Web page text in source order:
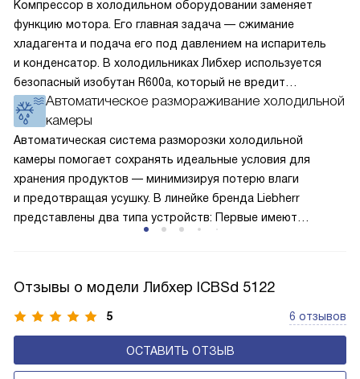
Компрессор в холодильном оборудовании заменяет
функцию мотора. Его главная задача — сжимание
хладагента и подача его под давлением на испаритель
и конденсатор. В холодильниках Либхер используется
безопасный изобутан R600a, который не вредит
окружающей среде. Компрессор перегоняет его
по охладительному контуру по принципу насоса. Чем
лучше работает «мотор» прибора, тем качественнее
и быстрее происходит охлаждение, затрачивается
меньше электроэнергии.
Автоматическое размораживание холодильной
камеры
Автоматическая система разморозки холодильной
камеры помогает сохранять идеальные условия для
хранения продуктов — минимизируя потерю влаги
и предотвращая усушку. В линейке бренда Liebherr
представлены два типа устройств: Первые имеют
с панелью, выполняющей функцию «сухой стенки». Такие
устройства обеспечивают более комфортную
эксплуатацию и чаще всего оснащены нулевой зоной
свежести BioFresh 0°C. Они встречаются в сериях Plus,
Prime и Peak.
Отзывы о модели Либхер ICBSd 5122
5 6 отзывов
ОСТАВИТЬ ОТЗЫВ